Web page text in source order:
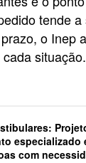
tende
o Inep
situação.
especializado
com